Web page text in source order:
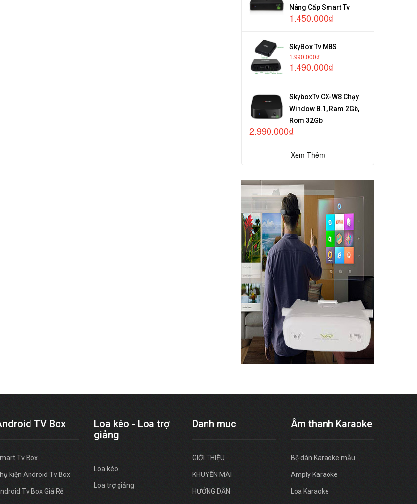
Nâng Cấp Smart Tv
1.450.000₫
SkyBox Tv M8S
1.990.000₫
1.490.000₫
SkyboxTv CX-W8 Chạy
Window 8.1, Ram 2Gb,
Rom 32Gb
2.990.000₫
Xem Thêm
TV Box
Tv Box
kiện Android Tv Box
Tv Box Giá Rẻ
Loa kéo - Loa trợ
giảng
Loa kéo
Loa trợ giảng
Danh muc
GIỚI THIỆU
KHUYẾN MÃI
HƯỚNG DẪN
Âm thanh Karaoke
Bộ dàn Karaoke mẫu
Amply Karaoke
Loa Karaoke